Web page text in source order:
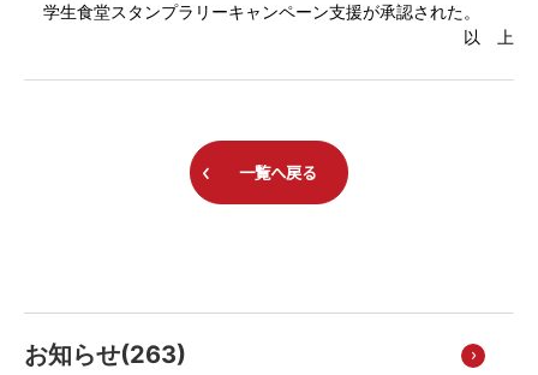
お知らせ(263)
学生食堂スタンプラリーキャンペーン支援が承認された。
以 上
一覧へ戻る